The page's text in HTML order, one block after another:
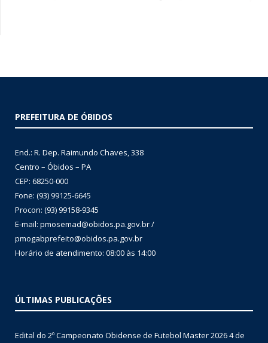
PREFEITURA DE ÓBIDOS
End.: R. Dep. Raimundo Chaves, 338
Centro – Óbidos – PA
CEP: 68250-000
Fone: (93) 99125-6645
Procon: (93) 99158-9345
E-mail: pmosemad@obidos.pa.gov.br /
pmogabprefeito@obidos.pa.gov.br
Horário de atendimento: 08:00 às 14:00
ÚLTIMAS PUBLICAÇÕES
Edital do 2º Campeonato Obidense de Futebol Master 20264 de